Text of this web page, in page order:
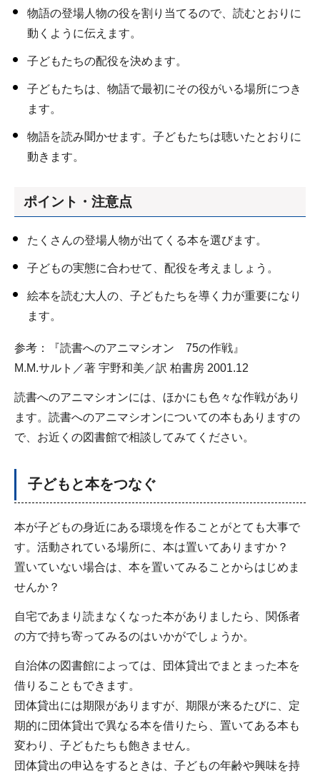
物語の登場人物の役を割り当てるので、読むとおりに
動くように伝えます。
子どもたちの配役を決めます。
子どもたちは、物語で最初にその役がいる場所につき
ます。
物語を読み聞かせます。子どもたちは聴いたとおりに
動きます。
ポイント・注意点
たくさんの登場人物が出てくる本を選びます。
子どもの実態に合わせて、配役を考えましょう。
絵本を読む大人の、子どもたちを導く力が重要になり
ます。
参考：『読書へのアニマシオン 75の作戦』
M.M.サルト／著 宇野和美／訳 柏書房 2001.12
読書へのアニマシオンには、ほかにも色々な作戦があり
ます。読書へのアニマシオンについての本もありますの
で、お近くの図書館で相談してみてください。
子どもと本をつなぐ
本が子どもの身近にある環境を作ることがとても大事で
す。活動されている場所に、本は置いてありますか？
置いていない場合は、本を置いてみることからはじめま
せんか？
自宅であまり読まなくなった本がありましたら、関係者
の方で持ち寄ってみるのはいかがでしょうか。
自治体の図書館によっては、団体貸出でまとまった本を
借りることもできます。
団体貸出には期限がありますが、期限が来るたびに、定
期的に団体貸出で異なる本を借りたら、置いてある本も
変わり、子どもたちも飽きません。
団体貸出の申込をするときは、子どもの年齢や興味を持